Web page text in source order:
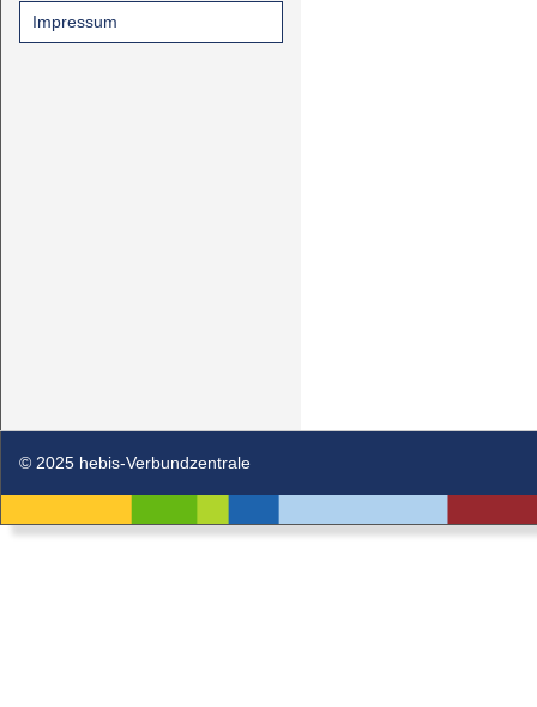
Impressum
© 2025 hebis-Verbundzentrale